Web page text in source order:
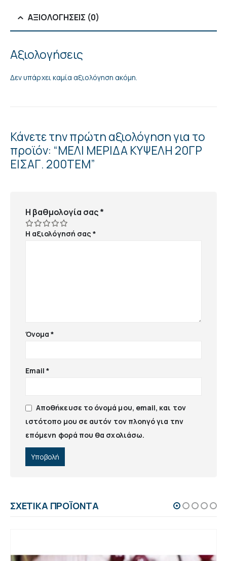
ΑΞΙΟΛΟΓΉΣΕΙΣ (0)
Αξιολογήσεις
Δεν υπάρχει καμία αξιολόγηση ακόμη.
Κάνετε την πρώτη αξιολόγηση για το
προϊόν: “ΜΕΛΙ ΜΕΡΙΔΑ ΚΥΨΕΛΗ 20ΓΡ
ΕΙΣΑΓ. 200ΤΕΜ”
Η βαθμολογία σας*
Η αξιολόγησή σας*
Όνομα*
Email*
Αποθήκευσε το όνομά μου, email, και τον
ιστότοπο μου σε αυτόν τον πλοηγό για την
επόμενη φορά που θα σχολιάσω.
ΣΧΕΤΙΚΆ ΠΡΟΪΌΝΤΑ